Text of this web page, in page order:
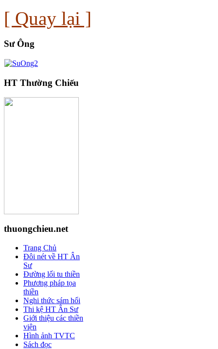
[ Quay lại ]
Sư Ông
HT Thường Chiếu
thuongchieu.net
Trang Chủ
Đôi nét về HT Ân
Sư
Đường lối tu thiền
Phương pháp tọa
thiền
Nghi thức sám hối
Thi kệ HT Ân Sư
Giới thiệu các thiền
viện
Hình ảnh TVTC
Sách đọc